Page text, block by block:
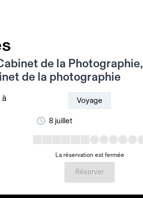
de la Photographie,
de la photographie
Voyage
8 juillet
La réservation est fermée
Réserver